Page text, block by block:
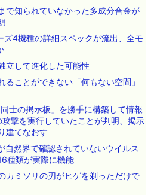
で知られていなかった多成分合金が
ズ4機種の詳細スペックが流出、全モ
立して進化した可能性
ることができない「何もない空間」
士の掲示板」を勝手に構築して情報
撃を実行していたことが判明、掲示
建てなおす
自然界で確認されていないウイルス
種類が実際に機能
カミソリの刃がヒゲを剃っただけで